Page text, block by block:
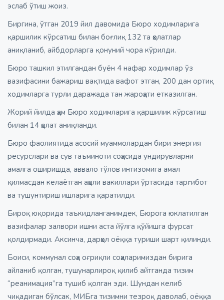
эслаб ўтиш жоиз.
Биргина, ўтган 2019 йил давомида Бюро ходимларига
қаршилик кўрсатиш билан боғлиқ 132 та ҳолатлар
аниқланиб, айбдорларга қонуний чора кўрилди.
Бюро ташкил этилгандан буён 4 нафар ходимлар ўз
вазифасини бажариш вақтида вафот этган, 200 дан ортиқ
ходимларга турли даражада тан жароҳати етказилган.
Жорий йилда ҳам Бюро ходимларига қаршилик кўрсатиш
билан 14 ҳолат аниқланди.
Бюро фаолиятида асосий муаммолардан бири энергия
ресурслари ва сув таъминоти соҳасида ундирувларни
амалга оширишда, аввало тўлов интизомига амал
қилмасдан келаётган аҳоли вакиллари ўртасида тарғибот
ва тушунтириш ишларига қаратилди.
Бироқ юқорида таъкидланганимдек, Бюрога юклатилган
вазифалар залвори ишни аста йўлга қўйишга фурсат
қолдирмади. Аксинча, дарҳол оёққа туриши шарт қилинди.
Боиси, коммунал соҳа оғриқли соҳаларимиздан бирига
айланиб қолган, тушунарлироқ қилиб айтганда тизим
“реанимация”га тушиб қолган эди. Шундан келиб
чиқадиган бўлсак, МИБга тизимни тезроқ даволаб, оёққа